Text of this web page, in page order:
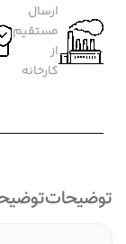
ارسال
مستقیم
از
کارخانه
توضیحات